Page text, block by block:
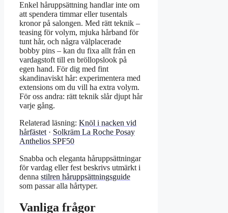
Enkel håruppsättning handlar inte om
att spendera timmar eller tusentals
kronor på salongen. Med rätt teknik –
teasing för volym, mjuka hårband för
tunt hår, och några välplacerade
bobby pins – kan du fixa allt från en
vardagstoft till en bröllopslook på
egen hand. För dig med fint
skandinaviskt hår: experimentera med
extensions om du vill ha extra volym.
För oss andra: rätt teknik slår djupt hår
varje gång.
Relaterad läsning: Knöl i nacken vid
hårfästet · Solkräm La Roche Posay
Anthelios SPF50
Snabba och eleganta håruppsättningar
för vardag eller fest beskrivs utmärkt i
denna stilren håruppsättningsguide
som passar alla hårtyper.
Vanliga frågor